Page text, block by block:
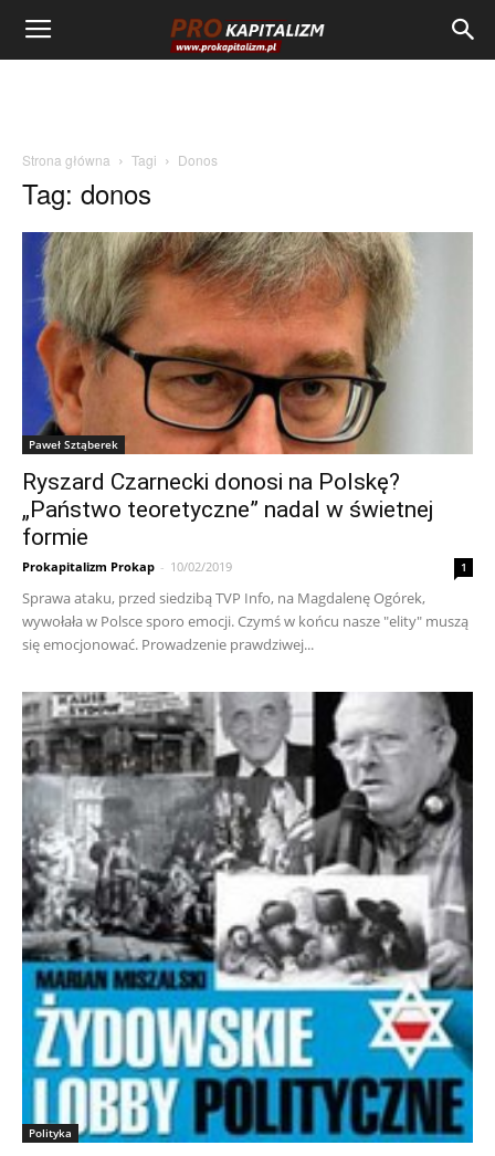
Strona główna Tagi Donos
Tag: donos
Paweł Sztąberek
Ryszard Czarnecki donosi na Polskę?
„Państwo teoretyczne” nadal w świetnej
formie
Prokapitalizm Prokap - 10/02/2019 1
Sprawa ataku, przed siedzibą TVP Info, na Magdalenę Ogórek,
wywołała w Polsce sporo emocji. Czymś w końcu nasze "elity" muszą
się emocjonować. Prowadzenie prawdziwej...
Polityka